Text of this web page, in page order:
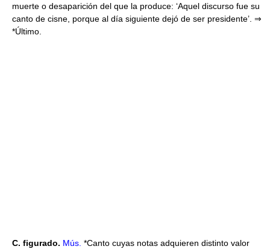
muerte o desaparición del que la produce: ‘Aquel discurso fue su
canto de cisne, porque al día siguiente dejó de ser presidente’. ⇒
*Último.
C. figurado. Mús. *Canto cuyas notas adquieren distinto valor